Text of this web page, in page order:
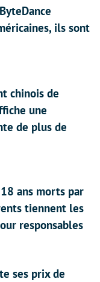
ils sont
chinois de
une
de plus de
ans morts par
tiennent les
responsables
ses prix de